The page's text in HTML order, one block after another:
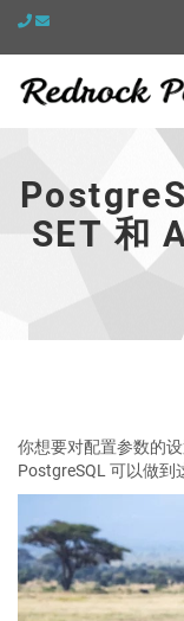
置
参
数
ALTER
-
跳
到
页
SET 和
你想要对配置参数的
PostgreSQL 可以做到